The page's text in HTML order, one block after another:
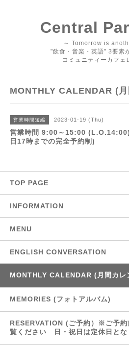
Central
～ Tomorrow is
"飲食・音楽・英語" 3要素
コミュニティーカフェ
MONTHLY CALENDAR (
営業時間短縮 2023-01-19 (Thu)
営業時間 9:00～15:00
日17時までの完全予約制)
TOP PAGE
INFORMATION
MENU
ENGLISH CONVERSATION
MONTHLY CALENDAR (月間カレ
MEMORIES (フォトアルバム)
RESERVATION (ご予約）※ご予約
覧ください 日・祝日は定休日とな